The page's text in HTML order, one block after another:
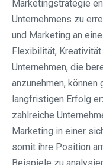
Marketingstrategie
Unternehmens zu
und Marketing an
Flexibilität,
Unternehmen, die
anzunehmen,
langfristigen Erfolg
zahlreiche
Marketing in einer
somit ihre Position